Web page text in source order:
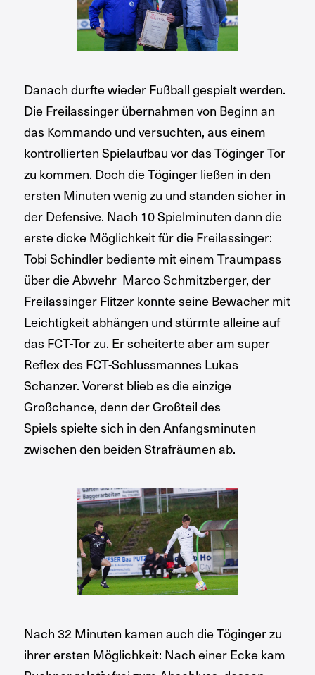
Danach durfte wieder Fußball gespielt werden.
Die Freilassinger übernahmen von Beginn an
das Kommando und versuchten, aus einem
kontrollierten Spielaufbau vor das Töginger Tor
zu kommen. Doch die Töginger ließen in den
ersten Minuten wenig zu und standen sicher in
der Defensive. Nach 10 Spielminuten dann die
erste dicke Möglichkeit für die Freilassinger:
Tobi Schindler bediente mit einem Traumpass
über die Abwehr Marco Schmitzberger, der
Freilassinger Flitzer konnte seine Bewacher mit
Leichtigkeit abhängen und stürmte alleine auf
das FCT-Tor zu. Er scheiterte aber am super
Reflex des FCT-Schlussmannes Lukas
Schanzer. Vorerst blieb es die einzige
Großchance, denn der Großteil des
Spiels spielte sich in den Anfangsminuten
zwischen den beiden Strafräumen ab.
Nach 32 Minuten kamen auch die Töginger zu
ihrer ersten Möglichkeit: Nach einer Ecke kam